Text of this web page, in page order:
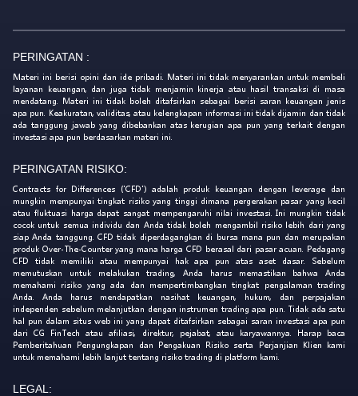
PERINGATAN :
Materi ini berisi opini dan ide pribadi. Materi ini tidak menyarankan untuk membeli
layanan keuangan, dan juga tidak menjamin kinerja atau hasil transaksi di masa
mendatang. Materi ini tidak boleh ditafsirkan sebagai berisi saran keuangan jenis
apa pun. Keakuratan, validitas, atau kelengkapan informasi ini tidak dijamin dan tidak
ada tanggung jawab yang dibebankan atas kerugian apa pun yang terkait dengan
investasi apa pun berdasarkan materi ini.
PERINGATAN RISIKO:
Contracts for Differences ('CFD') adalah produk keuangan dengan leverage dan
mungkin mempunyai tingkat risiko yang tinggi dimana pergerakan pasar yang kecil
atau fluktuasi harga dapat sangat mempengaruhi nilai investasi. Ini mungkin tidak
cocok untuk semua individu dan Anda tidak boleh mengambil risiko lebih dari yang
siap Anda tanggung. CFD tidak diperdagangkan di bursa mana pun dan merupakan
produk Over-The-Counter yang mana harga CFD berasal dari pasar acuan. Pedagang
CFD tidak memiliki atau mempunyai hak apa pun atas aset dasar. Sebelum
memutuskan untuk melakukan trading, Anda harus memastikan bahwa Anda
memahami risiko yang ada dan mempertimbangkan tingkat pengalaman trading
Anda. Anda harus mendapatkan nasihat keuangan, hukum, dan perpajakan
independen sebelum melanjutkan dengan instrumen trading apa pun. Tidak ada satu
hal pun dalam situs web ini yang dapat ditafsirkan sebagai saran investasi apa pun
dari CG FinTech atau afiliasi, direktur, pejabat, atau karyawannya. Harap baca
Pemberitahuan Pengungkapan dan Pengakuan Risiko serta Perjanjian Klien kami
untuk memahami lebih lanjut tentang risiko trading di platform kami.
LEGAL: